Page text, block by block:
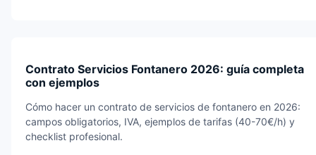
Contrato Servicios Fontanero 2026: guía completa
con ejemplos
Cómo hacer un contrato de servicios de fontanero en 2026:
campos obligatorios, IVA, ejemplos de tarifas (40-70€/h) y
checklist profesional.